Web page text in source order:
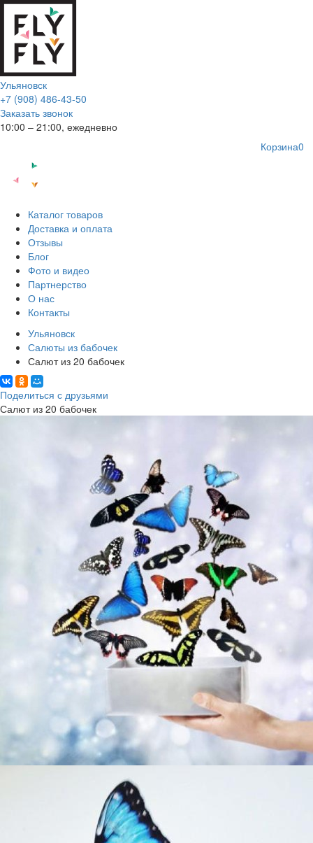
Ульяновск
+7 (908) 486-43-50
Заказать звонок
10:00 – 21:00, ежедневно
Корзина0
Каталог товаров
Доставка и оплата
Отзывы
Блог
Фото и видео
Партнерство
О нас
Контакты
Ульяновск
Салюты из бабочек
Салют из 20 бабочек
Поделиться с друзьями
Салют из 20 бабочек